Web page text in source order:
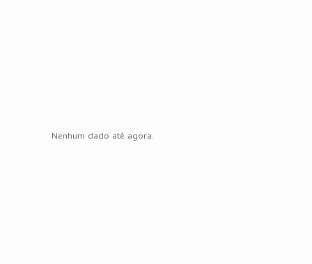
Nenhum dado até agora.